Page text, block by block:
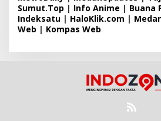
Sumut.Top | Info Anime | Buana
Indeksatu | HaloKlik.com |
Web | Kompas Web